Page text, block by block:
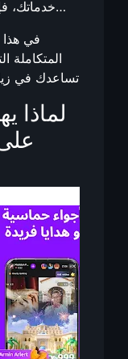
خدماتك،
في
المتكاملة
تساعدك في